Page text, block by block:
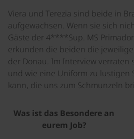
Viera und Terezia sind beide in
aufgewachsen. Wenn sie sich
Gäste der 4****Sup. MS
erkunden die beiden die
der Donau. Im Interview verraten
und wie eine Uniform zu lustigen
kann, die uns zum Schmunzeln
Was ist das Besondere an
eurem Job?